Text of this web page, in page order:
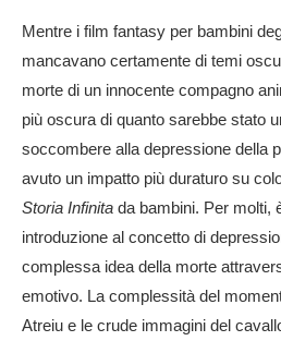
Mentre i film fantasy per bambini
mancavano certamente di temi
morte di un innocente compagno
più oscura di quanto sarebbe stato
soccombere alla depressione della
avuto un impatto più duraturo su
Storia Infinita da bambini. Per molti,
introduzione al concetto di
complessa idea della morte
emotivo. La complessità del
Atreiu e le crude immagini del